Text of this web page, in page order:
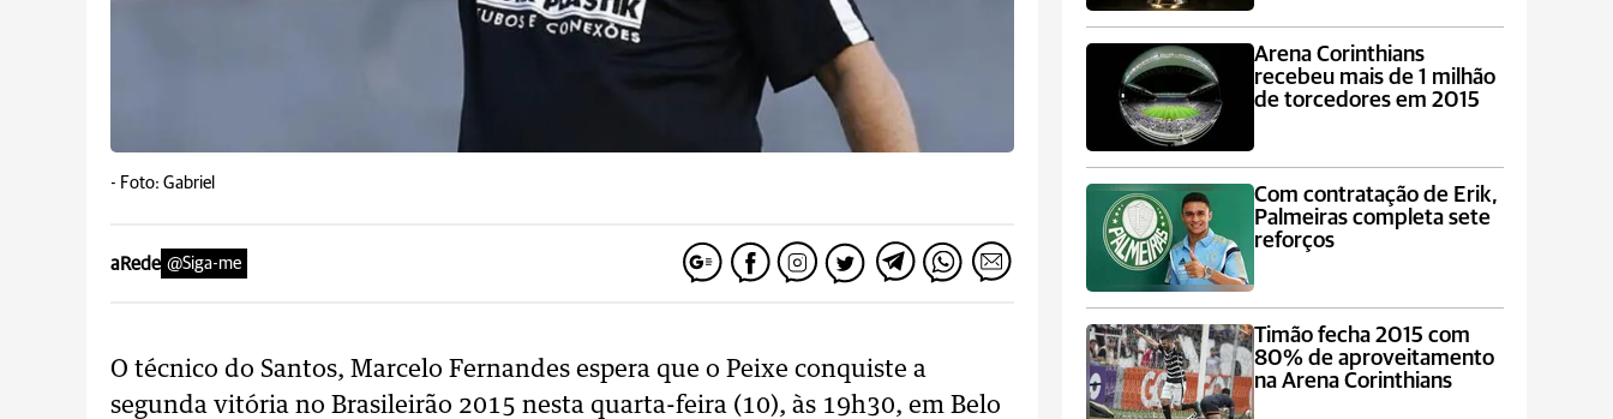
- Foto: Gabriel
aRede @Siga-me
O técnico do Santos, Marcelo Fernandes espera que o Peixe conquiste a
segunda vitória no Brasileirão 2015 nesta quarta-feira (10), às 19h30, em Belo
Arena Corinthians
recebeu mais de 1 milhão
de torcedores em 2015
Com contratação de Erik,
Palmeiras completa sete
reforços
Timão fecha 2015 com
80% de aproveitamento
na Arena Corinthians